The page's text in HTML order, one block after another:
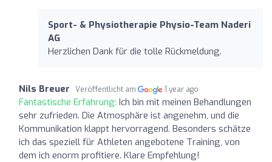
Sport- & Physiotherapie Physio-Team Naderi
AG
Herzlichen Dank für die tolle Rückmeldung.
Nils Breuer Veröffentlicht am 1 year ago
Fantastische Erfahrung: Ich bin mit meinen Behandlungen
sehr zufrieden. Die Atmosphäre ist angenehm, und die
Kommunikation klappt hervorragend. Besonders schätze
ich das speziell für Athleten angebotene Training, von
dem ich enorm profitiere. Klare Empfehlung!